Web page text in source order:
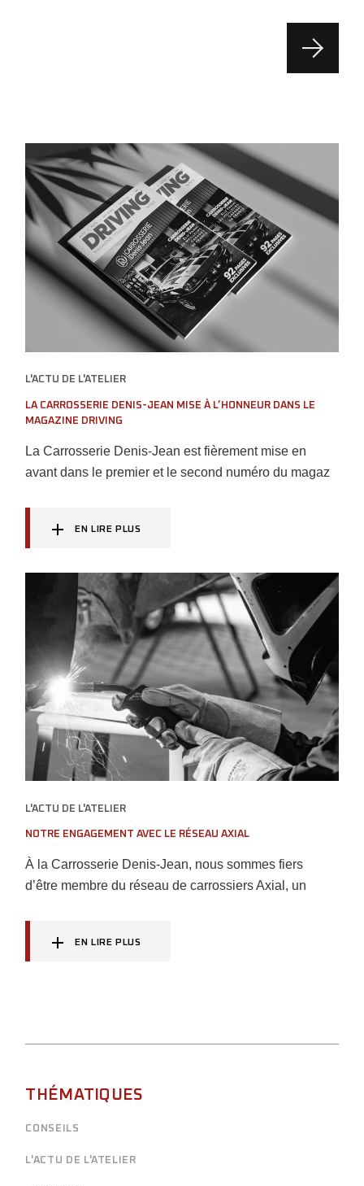
L'ACTU DE L'ATELIER
LA CARROSSERIE DENIS-JEAN MISE À L’HONNEUR DANS LE
MAGAZINE DRIVING
La Carrosserie Denis-Jean est fièrement mise en
avant dans le premier et le second numéro du magaz
EN LIRE PLUS
L'ACTU DE L'ATELIER
NOTRE ENGAGEMENT AVEC LE RÉSEAU AXIAL
À la Carrosserie Denis-Jean, nous sommes fiers
d’être membre du réseau de carrossiers Axial, un
EN LIRE PLUS
THÉMATIQUES
CONSEILS
L'ACTU DE L'ATELIER